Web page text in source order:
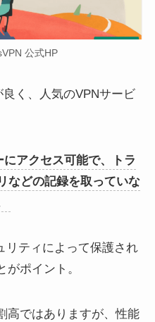
公式HP
く、人気のVPNサービ
アクセス可能で、トラ
などの記録を取っていな
リティによって保護され
ポイント。
高ではありますが、性能